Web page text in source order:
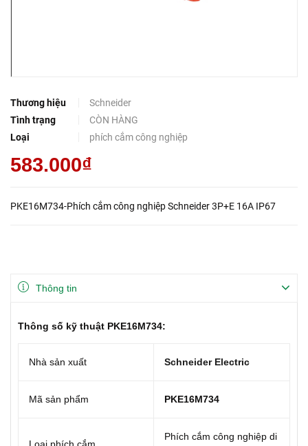
Thương hiệu
Schneider
Tình trạng
CÒN HÀNG
Loại
phích cắm công nghiệp
583.000₫
PKE16M734-Phích cắm công nghiệp Schneider 3P+E 16A IP67
Thông tin
Thông số kỹ thuật PKE16M734:
Nhà sản xuất Schneider Electric
Mã sản phẩm PKE16M734
Loại phích cắm
Phích cắm công nghiệp di